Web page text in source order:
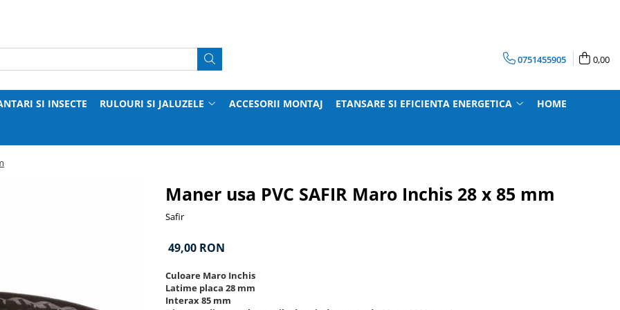
0751455905 0,00
SI INSECTE RULOURI SI JALUZELE ACCESORII MONTAJ ETANSARE SI EFICIENTA ENERGETICA HOME
Maner usa PVC SAFIR Maro Inchis 28 x 85 mm
Safir
49,00 RON
Culoare Maro Inchis
Latime placa 28 mm
Interax 85 mm